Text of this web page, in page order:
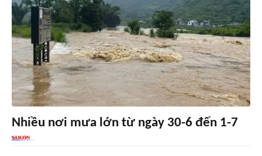
Nhiều nơi mưa lớn từ ngày 30-6 đến 1-7